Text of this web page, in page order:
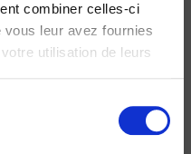
combiner celles-ci
leur avez fournies
utilisation de leurs